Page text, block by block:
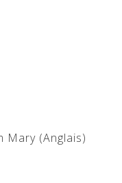
Mary (Anglais)